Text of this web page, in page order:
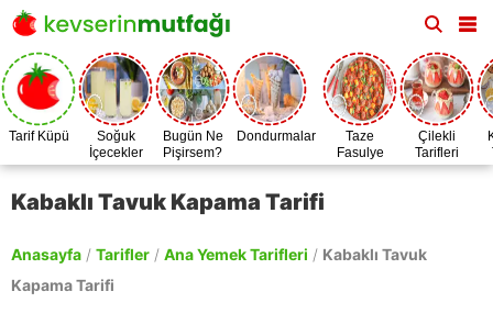
Tarif Küpü
Soğuk
İçecekler
Bugün Ne
Pişirsem?
Dondurmalar
Taze
Fasulye
Zamanı
Çilekli
Tarifleri
Kabaklı Tavuk Kapama Tarifi
Anasayfa / Tarifler / Ana Yemek Tarifleri / Kabaklı Tavuk
Kapama Tarifi